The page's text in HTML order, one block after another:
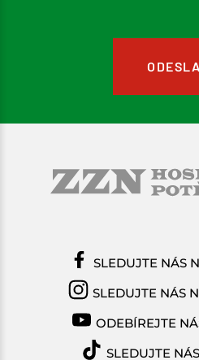
SLEDUJTE NÁS
SLEDUJTE NÁS
ODEBÍREJTE
SLEDUJTE